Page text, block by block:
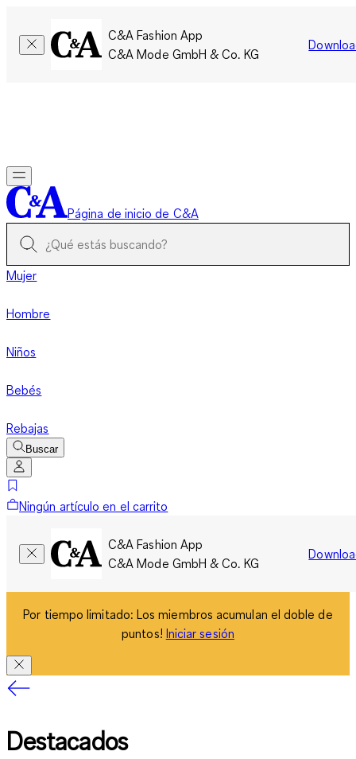
C&A Fashion App
C&A Mode GmbH & Co. KG
Página de inicio de C&A
Mujer
Hombre
Niños
Bebés
Rebajas
Buscar
Ningún artículo en el carrito
C&A Fashion App
C&A Mode GmbH & Co. KG
Por tiempo limitado: Los miembros acumulan el doble de
puntos! Iniciar sesión
Destacados